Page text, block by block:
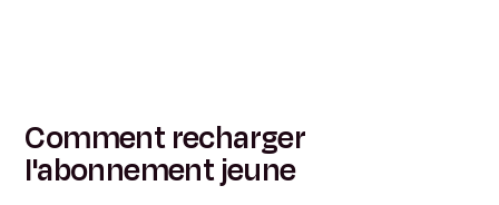
Comment recharger
l'abonnement jeune